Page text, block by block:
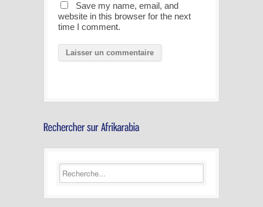
Save my name, email, and
website in this browser for the next
time I comment.